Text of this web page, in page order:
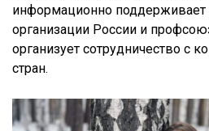
информационно
организации России и
организует сотрудничество с
стран.